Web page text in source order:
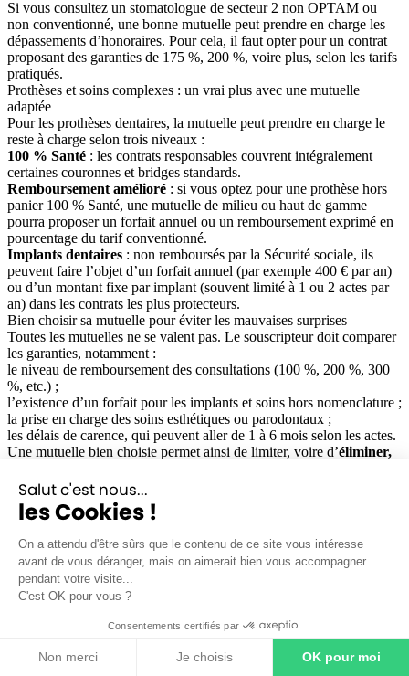
Si vous consultez un stomatologue de secteur 2 non OPTAM ou
non conventionné, une bonne mutuelle peut prendre en charge les
dépassements d’honoraires. Pour cela, il faut opter pour un contrat
proposant des garanties de 175 %, 200 %, voire plus, selon les tarifs
pratiqués.
Prothèses et soins complexes : un vrai plus avec une mutuelle
adaptée
Pour les prothèses dentaires, la mutuelle peut prendre en charge le
reste à charge selon trois niveaux :
100 % Santé : les contrats responsables couvrent intégralement
certaines couronnes et bridges standards.
Remboursement amélioré : si vous optez pour une prothèse hors
panier 100 % Santé, une mutuelle de milieu ou haut de gamme
pourra proposer un forfait annuel ou un remboursement exprimé en
pourcentage du tarif conventionné.
Implants dentaires : non remboursés par la Sécurité sociale, ils
peuvent faire l’objet d’un forfait annuel (par exemple 400 € par an)
ou d’un montant fixe par implant (souvent limité à 1 ou 2 actes par
an) dans les contrats les plus protecteurs.
Bien choisir sa mutuelle pour éviter les mauvaises surprises
Toutes les mutuelles ne se valent pas. Le souscripteur doit comparer
les garanties, notamment :
le niveau de remboursement des consultations (100 %, 200 %, 300
%, etc.) ;
l’existence d’un forfait pour les implants et soins hors nomenclature ;
la prise en charge des soins esthétiques ou parodontaux ;
les délais de carence, qui peuvent aller de 1 à 6 mois selon les actes.
Une mutuelle bien choisie permet ainsi de limiter, voire d’éliminer,
spécialisée. Elle offre aussi une meilleure liberté de choix de
praticien, y compris en secteur 2 ou 3.
Le stomatologue peut-il pratiquer des dépassements d’honoraires ?
des dépassements d’honoraires. Cela signifie qu’il peut fixer des
tarifs supérieurs au tarif conventionnel établi par l’Assurance
Maladie.
Dans quels cas ces dépassements s’appliquent-ils ?
secteur 2, notamment ceux ayant adhéré à l’
(Option Pratique Tarifaire Maîtrisée). Ils sont autorisés à facturer au-
delà du tarif de base, mais doivent le faire de manière raisonnable. À
Salut c'est nous...
les Cookies !
On a attendu d'être sûrs que le contenu de ce site vous intéresse
avant de vous déranger, mais on aimerait bien vous accompagner
pendant votre visite...
C'est OK pour vous ?
Consentements certifiés par
Non merci Je choisis OK pour moi